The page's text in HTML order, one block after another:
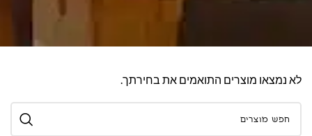
לא נמצאו מוצרים התואמים את בחירתך.